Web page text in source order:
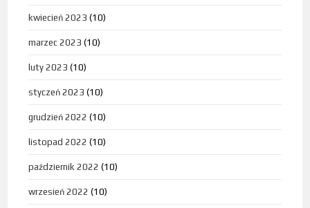
kwiecień 2023 (10)
marzec 2023 (10)
luty 2023 (10)
styczeń 2023 (10)
grudzień 2022 (10)
listopad 2022 (10)
październik 2022 (10)
wrzesień 2022 (10)